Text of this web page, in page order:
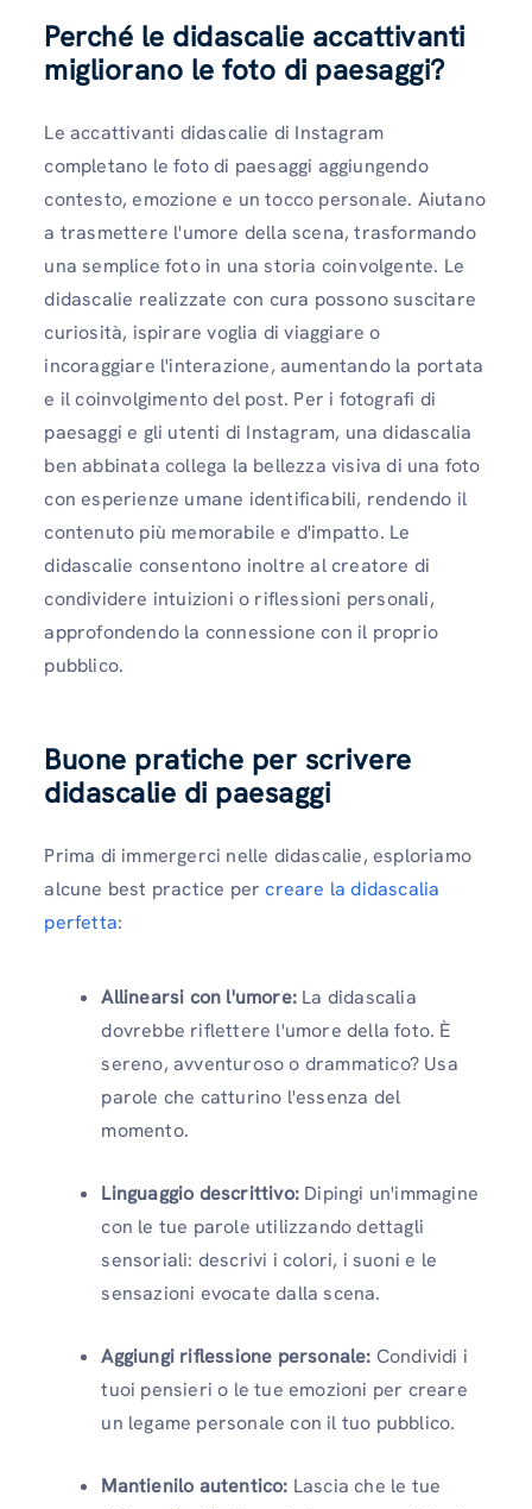
Perché le didascalie accattivanti
migliorano le foto di paesaggi?
Le accattivanti didascalie di Instagram
completano le foto di paesaggi aggiungendo
contesto, emozione e un tocco personale. Aiutano
a trasmettere l'umore della scena, trasformando
una semplice foto in una storia coinvolgente. Le
didascalie realizzate con cura possono suscitare
curiosità, ispirare voglia di viaggiare o
incoraggiare l'interazione, aumentando la portata
e il coinvolgimento del post. Per i fotografi di
paesaggi e gli utenti di Instagram, una didascalia
ben abbinata collega la bellezza visiva di una foto
con esperienze umane identificabili, rendendo il
contenuto più memorabile e d'impatto. Le
didascalie consentono inoltre al creatore di
condividere intuizioni o riflessioni personali,
approfondendo la connessione con il proprio
pubblico.
Buone pratiche per scrivere
didascalie di paesaggi
Prima di immergerci nelle didascalie, esploriamo
alcune best practice percreare la didascalia
perfetta:
Allinearsi con l'umore: La didascalia
dovrebbe riflettere l'umore della foto. È
sereno, avventuroso o drammatico? Usa
parole che catturino l'essenza del
momento.
Linguaggio descrittivo: Dipingi un'immagine
con le tue parole utilizzando dettagli
sensoriali: descrivi i colori, i suoni e le
sensazioni evocate dalla scena.
Aggiungi riflessione personale: Condividi i
tuoi pensieri o le tue emozioni per creare
un legame personale con il tuo pubblico.
Mantienilo autentico: Lascia che le tue